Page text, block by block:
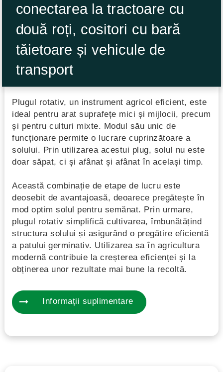
conectarea la tractoare cu
două roți, cositori cu bară
tăietoare și vehicule de
transport
Plugul rotativ, un instrument agricol eficient, este
ideal pentru arat suprafețe mici și mijlocii, precum
și pentru culturi mixte. Modul său unic de
funcționare permite o lucrare cuprinzătoare a
solului. Prin utilizarea acestui plug, solul nu este
doar săpat, ci și afânat și afânat în același timp.
Această combinație de etape de lucru este
deosebit de avantajoasă, deoarece pregătește în
mod optim solul pentru semănat. Prin urmare,
plugul rotativ simplifică cultivarea, îmbunătățind
structura solului și asigurând o pregătire eficientă
a patului germinativ. Utilizarea sa în agricultura
modernă contribuie la creșterea eficienței și la
obținerea unor rezultate mai bune la recoltă.
Informații suplimentare